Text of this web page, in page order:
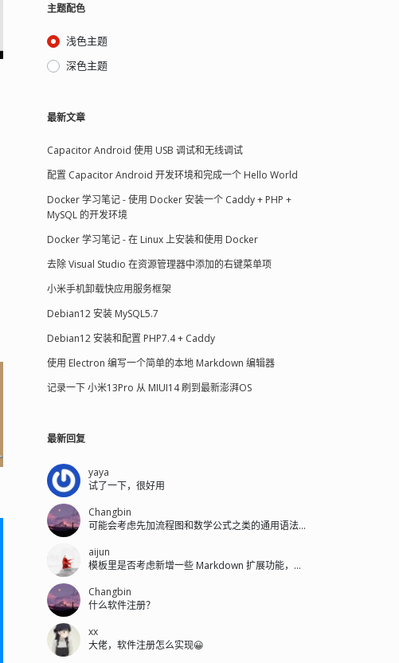
主题配色
浅色主题
深色主题
最新文章
Capacitor Android 使用 USB 调试和无线调试
配置 Capacitor Android 开发环境和完成一个 Hello World
Docker 学习笔记 - 使用 Docker 安装一个 Caddy + PHP +
MySQL 的开发环境
Docker 学习笔记 - 在 Linux 上安装和使用 Docker
去除 Visual Studio 在资源管理器中添加的右键菜单项
小米手机卸载快应用服务框架
Debian12 安装 MySQL5.7
Debian12 安装和配置 PHP7.4 + Caddy
使用 Electron 编写一个简单的本地 Markdown 编辑器
记录一下 小米13Pro 从 MIUI14 刷到最新澎湃OS
最新回复
yaya
试了一下，很好用
Changbin
可能会考虑先加流程图和数学公式之类的通用语法扩展，私有语法后面再加。
aijun
模板里是否考虑新增一些 Markdown 扩展功能，模板后台可配置是否开启...
Changbin
什么软件注册？
xx
大佬，软件注册怎么实现😀